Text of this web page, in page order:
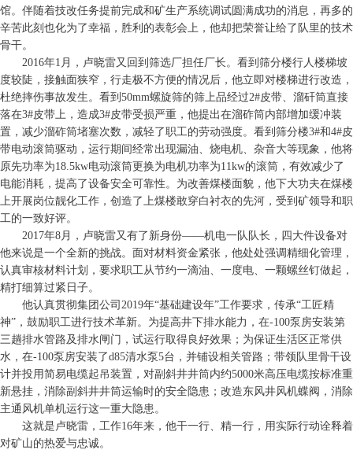
馆。伴随着技改任务提前完成和矿生产系统调试圆满成功的消息，再多的
辛苦此刻也化为了幸福，胜利的表彰会上，他却把荣誉让给了队里的技术
骨干。
2016年1月，卢晓雷又回到筛选厂担任厂长。看到筛分楼行人楼梯坡
度较陡，接触面狭窄，行走极不方便的情况后，他立即对楼梯进行改造，
杜绝摔伤事故发生。看到50mm螺旋筛的筛上品经过2#皮带、溜矸筒直接
落在3#皮带上，造成3#皮带受损严重，他提出在溜砟筒内部增加缓冲装
置，减少溜砟筒堵塞次数，减轻了职工的劳动强度。看到筛分楼3#和4#皮
带电动滚筒驱动，运行期间经常出现漏油、烧电机、杂音大等现象，他将
原先功率为18.5kw电动滚筒更换为电机功率为11kw的滚筒，有效减少了
电能消耗，提高了设备安全可靠性。为改善煤楼面貌，他下大功夫在煤楼
上开展岗位靓化工作，创造了上煤楼敢穿白衬衣的先河，受到矿领导和职
工的一致好评。
2017年8月，卢晓雷又有了新身份——机电一队队长，四大件设备对
他来说是一个全新的挑战。面对材料资金紧张，他处处强调精细化管理，
认真审核材料计划，要求职工从节约一滴油、一度电、一颗螺丝钉做起，
精打细算过紧日子。
他认真贯彻集团公司2019年“基础建设年”工作要求，传承“工匠精
神”，鼓励职工进行技术革新。为提高井下排水能力，在-100泵房安装第
三趟排水管路及排水闸门，试运行取得良好效果；为保证生活区正常供
水，在-100泵房安装了d85清水泵5台，并铺设相关管路；带领队里骨干设
计并投用简易电缆起吊装置，对副斜井井筒内约5000米高压电缆按标准重
新悬挂，消除副斜井井筒运输时的安全隐患；改造东风井风机蝶阀，消除
主通风机单机运行这一重大隐患。
这就是卢晓雷，工作16年来，他干一行、精一行，用实际行动诠释着
对矿山的热爱与忠诚。